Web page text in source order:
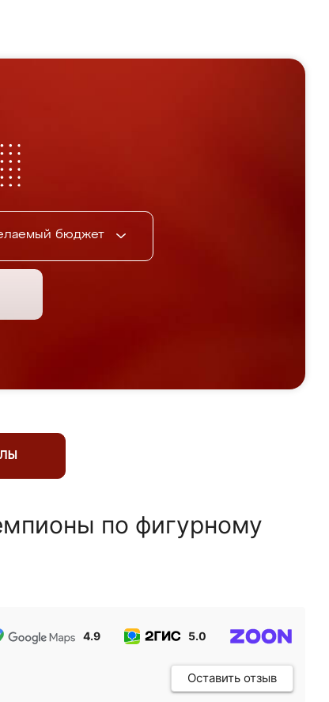
бюджет
по фигурному
4.9 5.0
Оставить отзыв